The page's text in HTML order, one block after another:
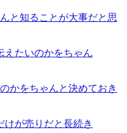
と知ることが大事だと思
かをちゃんと決めておき